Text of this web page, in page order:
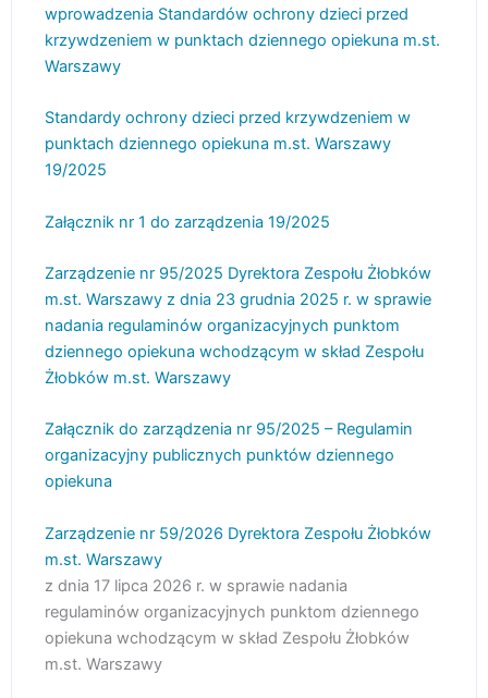
wprowadzenia Standardów ochrony dzieci przed
krzywdzeniem w punktach dziennego opiekuna m.st.
Warszawy
Standardy ochrony dzieci przed krzywdzeniem w
punktach dziennego opiekuna m.st. Warszawy
19/2025
Załącznik nr 1 do zarządzenia 19/2025
Zarządzenie nr 95/2025 Dyrektora Zespołu Żłobków
m.st. Warszawy z dnia 23 grudnia 2025 r. w sprawie
nadania regulaminów organizacyjnych punktom
dziennego opiekuna wchodzącym w skład Zespołu
Żłobków m.st. Warszawy
Załącznik do zarządzenia nr 95/2025 – Regulamin
organizacyjny publicznych punktów dziennego
opiekuna
Zarządzenie nr 59/2026 Dyrektora Zespołu Żłobków
m.st. Warszawy
z dnia 17 lipca 2026 r. w sprawie nadania
regulaminów organizacyjnych punktom dziennego
opiekuna wchodzącym w skład Zespołu Żłobków
m.st. Warszawy